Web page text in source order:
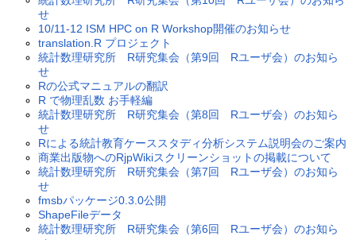
せ
10/11-12 ISM HPC on R Workshop開催のお知らせ
translation.R プロジェクト
統計数理研究所 R研究集会（第9回 Rユーザ会）のお知ら
せ
Rの公式マニュアルの翻訳
R で物理乱数 お手軽編
統計数理研究所 R研究集会（第8回 Rユーザ会）のお知ら
せ
Rによる統計教育ケーススタディ分析システム説明会のご案内
商業出版物へのRjpWikiスクリーンショットの掲載について
統計数理研究所 R研究集会（第7回 Rユーザ会）のお知ら
せ
fmsbパッケージ0.3.0公開
ShapeFileデータ
統計数理研究所 R研究集会（第6回 Rユーザ会）のお知ら